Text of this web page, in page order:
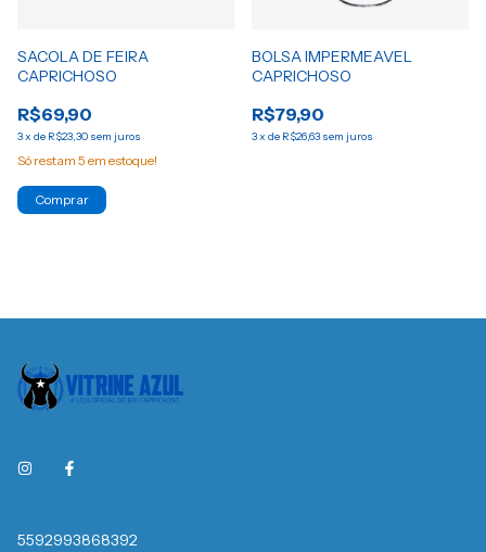
SACOLA DE FEIRA
CAPRICHOSO
R$69,90
3x de R$23,30 sem juros
Só restam 5 em estoque!
Comprar
BOLSA IMPERMEAVEL
CAPRICHOSO
R$79,90
3x de R$26,63 sem juros
5592993868392